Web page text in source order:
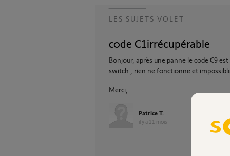
LES SUJETS VOLET
code C1irrécupérable
Bonjour, après une panne le code C9
switch , rien ne fonctionne et
Merci,
Patrice T.
il y a 11 mois